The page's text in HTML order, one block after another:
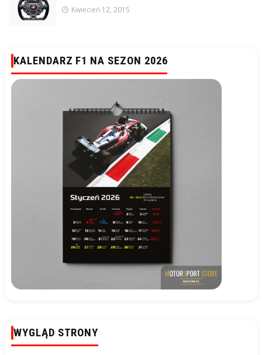
Kwiecień 12, 2015
KALENDARZ F1 NA SEZON 2026
WYGLĄD STRONY